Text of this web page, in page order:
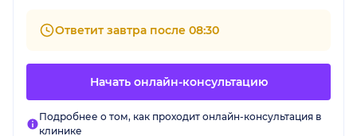
Ответит завтра после 08:30
Начать онлайн-консультацию
Подробнее о том, как проходит онлайн-консультация в
клинике